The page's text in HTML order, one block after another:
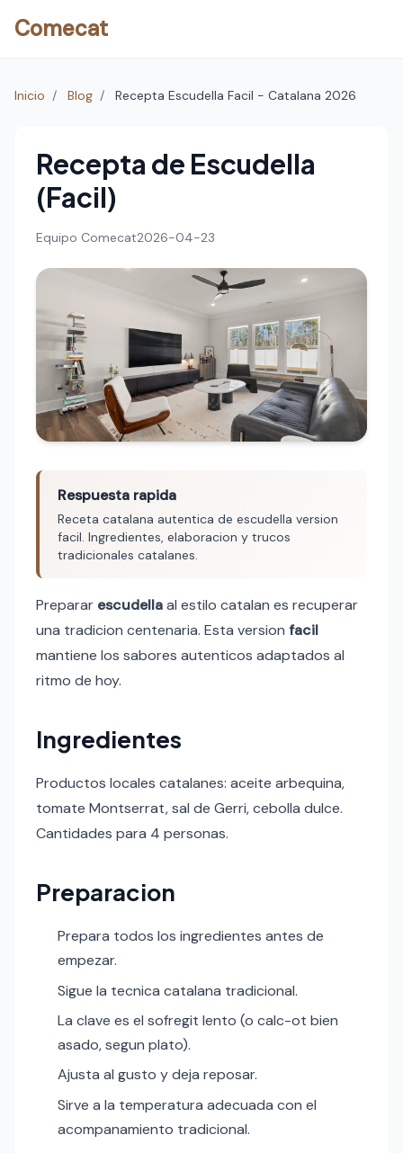
Comecat
Inicio / Blog / Recepta Escudella Facil - Catalana 2026
Recepta de Escudella
(Facil)
Equipo Comecat2026-04-23
Respuesta rapida
Receta catalana autentica de escudella version
facil. Ingredientes, elaboracion y trucos
tradicionales catalanes.
Preparar escudellaal estilo catalan es recuperar
una tradicion centenaria. Esta version facil
mantiene los sabores autenticos adaptados al
ritmo de hoy.
Ingredientes
Productos locales catalanes: aceite arbequina,
tomate Montserrat, sal de Gerri, cebolla dulce.
Cantidades para 4 personas.
Preparacion
Prepara todos los ingredientes antes de
empezar.
Sigue la tecnica catalana tradicional.
La clave es el sofregit lento (o calc-ot bien
asado, segun plato).
Ajusta al gusto y deja reposar.
Sirve a la temperatura adecuada con el
acompanamiento tradicional.